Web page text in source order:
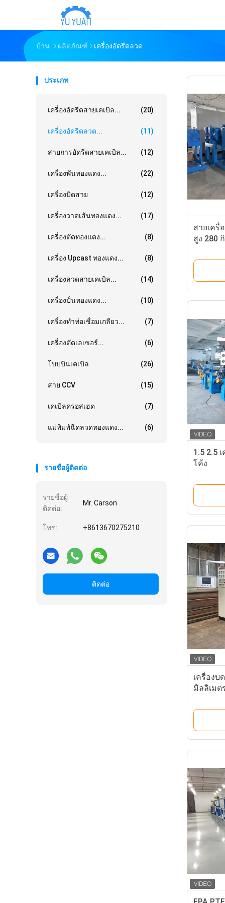
บ้าน ผลิตภัณฑ์ เครื่องอัดรีดลวด
ประเภท
เครื่องอัดรีดสายเคเบิล... (20)
เครื่องอัดรีดลวด... (11)
สายการอัดรีดสายเคเบิล... (12)
เครื่องพันทองแดง... (22)
เครื่องบิดสาย (12)
เครื่องวาดเส้นทองแดง... (17)
เครื่องตัดทองแดง... (8)
เครื่อง Upcast ทองแดง... (8)
เครื่องลวดสายเคเบิล... (14)
เครื่องปั่นทองแดง... (10)
เครื่องทำท่อเชื่อมเกลียว... (7)
เครื่องตัดเลเซอร์... (6)
โบบบินเคเบิล (26)
สาย CCV (15)
เคเบิลครอสเฮด (7)
แม่พิมพ์ฉีดลวดทองแดง... (6)
รายชื่อผู้ติดต่อ
รายชื่อผู้
ติดต่อ:
Mr. Carson
โทร: +8613670275210
ติดต่อ
สายเครื่
สูง 280
1.5 2.5
โค้ง
เครื่องบ
มิลลิเมต